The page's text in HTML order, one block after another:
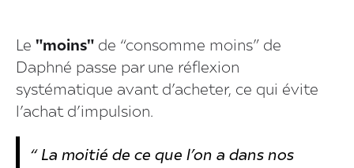
Le "moins" de “consomme moins” de
Daphné passe par une réflexion
systématique avant d’acheter, ce qui évite
l’achat d’impulsion.
“ La moitié de ce que l’on a dans nos